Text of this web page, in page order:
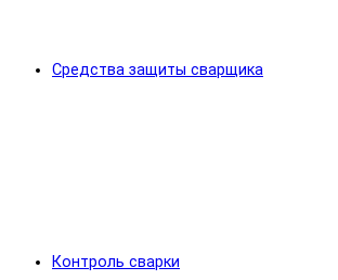
Средства защиты сварщика
Контроль сварки